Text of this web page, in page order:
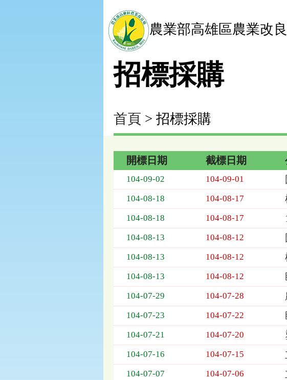
農業部高雄區農業改
招標採購
首頁 > 招標採購
購
表，
位
為：
期、
標
開標日期 截標日期
104-09-02 104-09-01
104-08-18 104-08-17
104-08-18 104-08-17
104-08-13 104-08-12
104-08-13 104-08-12
104-08-13 104-08-12
104-07-29 104-07-28
104-07-23 104-07-22
104-07-21 104-07-20
104-07-16 104-07-15
104-07-07 104-07-06